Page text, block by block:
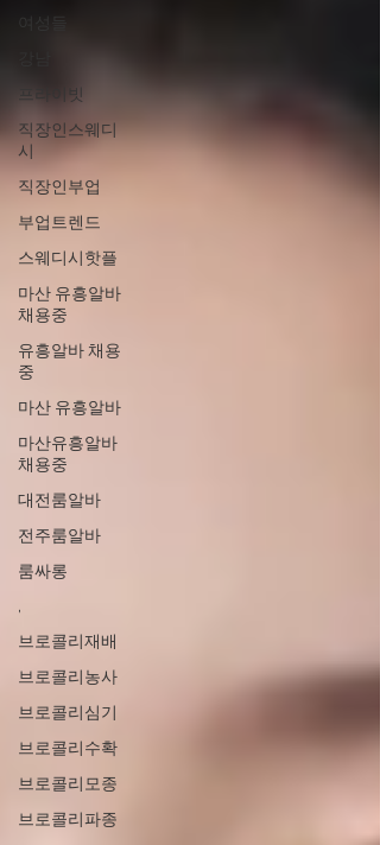
프라이빗
직장인스웨디
시
직장인부업
부업트렌드
스웨디시핫플
마산 유흥알바
채용중
유흥알바 채용
중
마산 유흥알바
마산유흥알바
채용중
대전룸알바
전주룸알바
룸싸롱
,
브로콜리재배
브로콜리농사
브로콜리심기
브로콜리수확
브로콜리모종
브로콜리파종